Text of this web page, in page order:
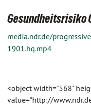
Gesundheitsrisiko
media.ndr.de/
1901.hq.mp4
<object width="568"
value="http://